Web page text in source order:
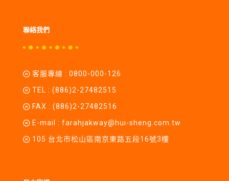
聯絡我們
客服專線 : 0800-000-126
TEL : (886)2-27482515
FAX : (886)2-27482516
E-mail : farahjakway@hui-sheng.com.tw
105 台北市松山區南京東路五段16號3樓